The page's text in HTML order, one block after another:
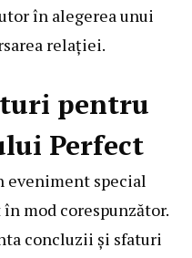
în alegerea unui
relației.
pentru
Perfect
eveniment special
mod corespunzător.
concluzii și sfaturi